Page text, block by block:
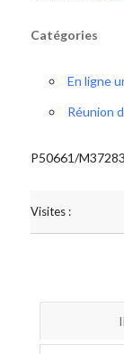
Catégories
En ligne
Réunion
P50661/
Visites :